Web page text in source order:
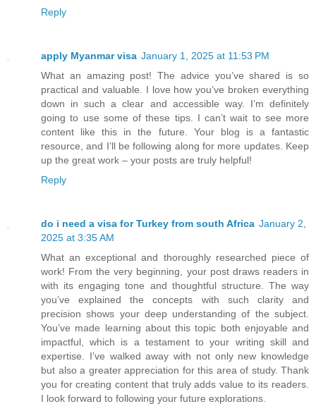
Reply
apply Myanmar visa January 1, 2025 at 11:53 PM
What an amazing post! The advice you’ve shared is so
practical and valuable. I love how you’ve broken everything
down in such a clear and accessible way. I’m definitely
going to use some of these tips. I can’t wait to see more
content like this in the future. Your blog is a fantastic
resource, and I’ll be following along for more updates. Keep
up the great work – your posts are truly helpful!
Reply
do i need a visa for Turkey from south Africa January 2,
2025 at 3:35 AM
What an exceptional and thoroughly researched piece of
work! From the very beginning, your post draws readers in
with its engaging tone and thoughtful structure. The way
you’ve explained the concepts with such clarity and
precision shows your deep understanding of the subject.
You’ve made learning about this topic both enjoyable and
impactful, which is a testament to your writing skill and
expertise. I’ve walked away with not only new knowledge
but also a greater appreciation for this area of study. Thank
you for creating content that truly adds value to its readers.
I look forward to following your future explorations.